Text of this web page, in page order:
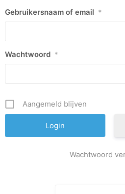
Gebruikersnaam of email *
Wachtwoord *
Aangemeld blijven
Wachtwoord